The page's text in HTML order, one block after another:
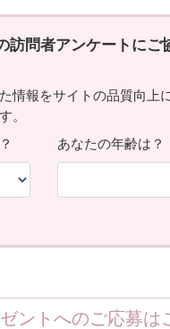
ントへのご応募は